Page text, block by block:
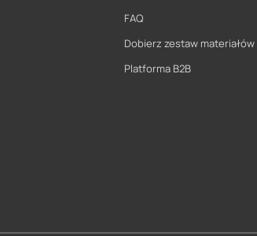
FAQ
Dobierz zestaw materiałów
Platforma B2B